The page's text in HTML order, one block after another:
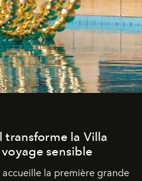
la Villa
sensible
accueille la première grande